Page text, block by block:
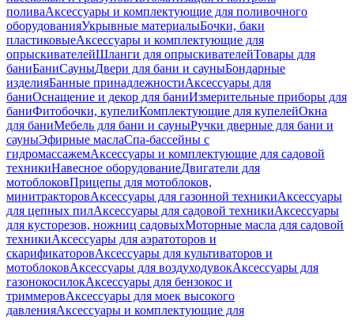
поливаАксессуары и комплектующие для поливочного
оборудованияУкрывные материалыБочки, баки
пластиковыеАксессуары и комплектующие для
опрыскивателейШланги для опрыскивателейТовары для
баниБаниСауныДвери для бани и сауныБондарные
изделияБанные принадлежностиАксессуары для
баниОснащение и декор для баниИзмерительные приборы для
баниФитобочки, купелиКомплектующие для купелейОкна
для баниМебель для бани и сауныРучки дверные для бани и
сауныЭфирные маслаСпа-бассейны с
гидромассажемАксессуары и комплектующие для садовой
техникиНавесное оборудованиеДвигатели для
мотоблоковПрицепы для мотоблоков,
минитракторовАксессуары для газонной техникиАксессуары
для цепных пилАксессуары для садовой техникиАксессуары
для кусторезов, ножниц садовыхМоторные масла для садовой
техникиАксессуары для аэратоторов и
скарификаторовАксессуары для культиваторов и
мотоблоковАксессуары для воздуходувокАксессуары для
газонокосилокАксессуары для бензокос и
триммеровАксессуары для моек высокого
давленияАксессуары и комплектующие для